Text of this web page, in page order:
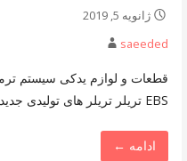
ژانویه 5, 2019
saeeded
قطعات و لوازم یدکی سیستم
EBS تریلر تریلر های تولیدی جدید دارای سیستم…
ادامه ←